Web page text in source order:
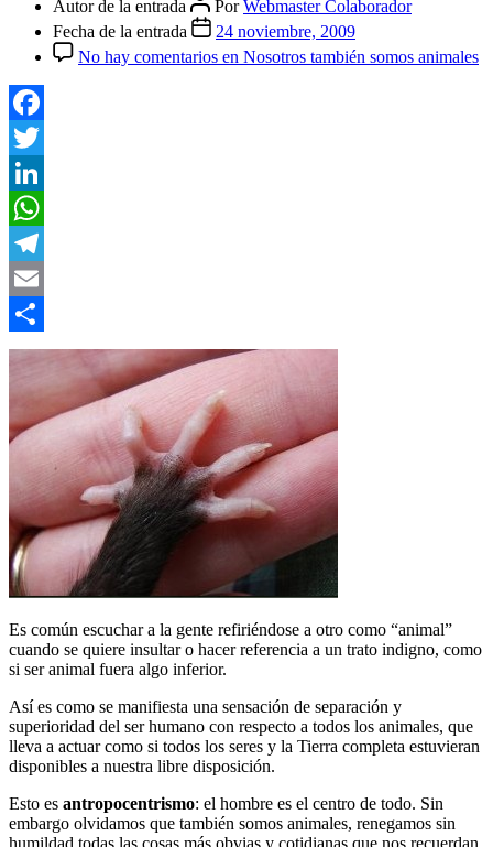
Autor de la entrada PorWebmaster Colaborador
Fecha de la entrada
24 noviembre, 2009
No hay comentarios en Nosotros también somos animales
Facebook
Twitter
LinkedIn
WhatsApp
Telegram
Email
Compartir
Es común escuchar a la gente refiriéndose a otro como “animal”
cuando se quiere insultar o hacer referencia a un trato indigno, como
si ser animal fuera algo inferior.
Así es como se manifiesta una sensación de separación y
superioridad del ser humano con respecto a todos los animales, que
lleva a actuar como si todos los seres y la Tierra completa estuvieran
disponibles a nuestra libre disposición.
Esto es antropocentrismo: el hombre es el centro de todo. Sin
embargo olvidamos que también somos animales, renegamos sin
humildad todas las cosas más obvias y cotidianas que nos recuerdan